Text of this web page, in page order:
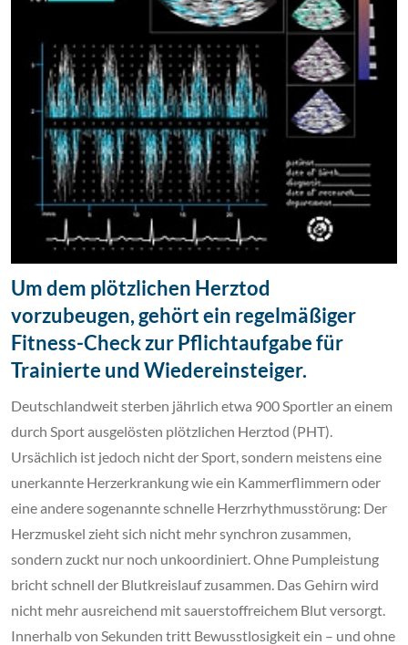
Um dem plötzlichen Herztod
vorzubeugen, gehört ein regelmäßiger
Fitness-Check zur Pflichtaufgabe für
Trainierte und Wiedereinsteiger.
Deutschlandweit sterben jährlich etwa 900 Sportler an einem
durch Sport ausgelösten plötzlichen Herztod (PHT).
Ursächlich ist jedoch nicht der Sport, sondern meistens eine
unerkannte Herzerkrankung wie ein Kammerflimmern oder
eine andere sogenannte schnelle Herzrhythmusstörung: Der
Herzmuskel zieht sich nicht mehr synchron zusammen,
sondern zuckt nur noch unkoordiniert. Ohne Pumpleistung
bricht schnell der Blutkreislauf zusammen. Das Gehirn wird
nicht mehr ausreichend mit sauerstoffreichem Blut versorgt.
Innerhalb von Sekunden tritt Bewusstlosigkeit ein – und ohne